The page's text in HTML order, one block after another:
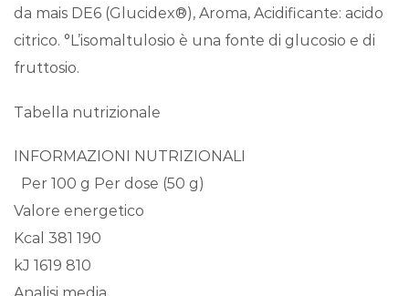
da mais DE6 (Glucidex®), Aroma, Acidificante: acido
citrico. °L’isomaltulosio è una fonte di glucosio e di
fruttosio.
Tabella nutrizionale
INFORMAZIONI NUTRIZIONALI
Per 100 g Per dose (50 g)
Valore energetico
Kcal 381 190
kJ 1619 810